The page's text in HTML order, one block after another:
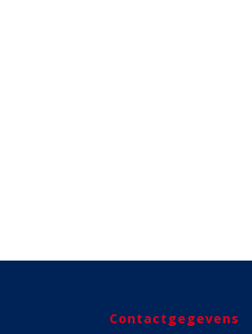
Contactgegevens